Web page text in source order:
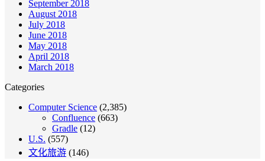
September 2018
August 2018
July 2018
June 2018
May 2018
April 2018
March 2018
Categories
Computer Science (2,385)
Confluence (663)
Gradle (12)
U.S. (557)
文化旅游 (146)